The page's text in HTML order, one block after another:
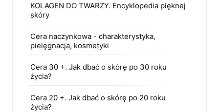
KOLAGEN DO TWARZY. Encyklopedia pięknej
skóry
Cera naczynkowa - charakterystyka,
pielęgnacja, kosmetyki
Cera 30 +. Jak dbać o skórę po 30 roku
życia?
Cera 20 +. Jak dbać o skórę po 20 roku
życia?